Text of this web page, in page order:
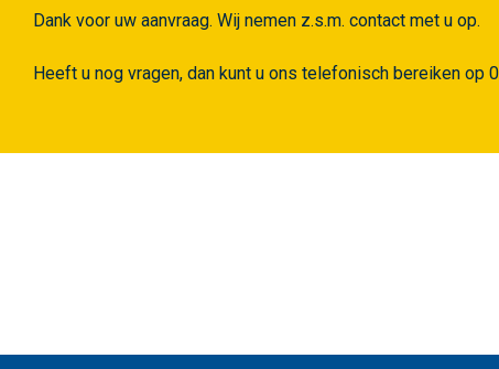
Dank voor uw aanvraag. Wij nemen z.s.m. contact met u op.
Heeft u nog vragen, dan kunt u ons telefonisch bereiken op